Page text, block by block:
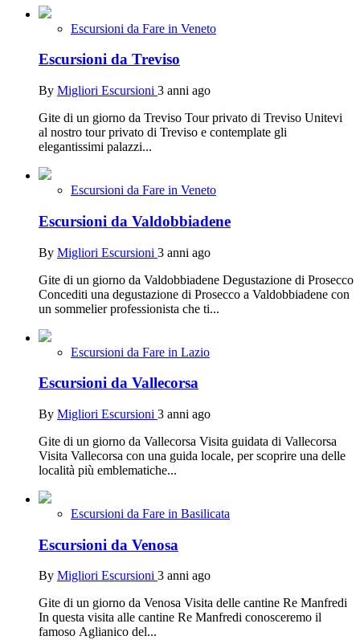
Escursioni da Fare in Veneto
Escursioni da Treviso
By Migliori Escursioni 3 anni ago
Gite di un giorno da Treviso Tour privato di Treviso Unitevi
al nostro tour privato di Treviso e contemplate gli
elegantissimi palazzi...
Escursioni da Fare in Veneto
Escursioni da Valdobbiadene
By Migliori Escursioni 3 anni ago
Gite di un giorno da Valdobbiadene Degustazione di Prosecco
Concediti una degustazione di Prosecco a Valdobbiadene con
un sommelier professionista che ti...
Escursioni da Fare in Lazio
Escursioni da Vallecorsa
By Migliori Escursioni 3 anni ago
Gite di un giorno da Vallecorsa Visita guidata di Vallecorsa
Visita Vallecorsa con una guida locale, per scoprire una delle
località più emblematiche...
Escursioni da Fare in Basilicata
Escursioni da Venosa
By Migliori Escursioni 3 anni ago
Gite di un giorno da Venosa Visita delle cantine Re Manfredi
In questa visita alle cantine Re Manfredi conosceremo il
famoso Aglianico del...